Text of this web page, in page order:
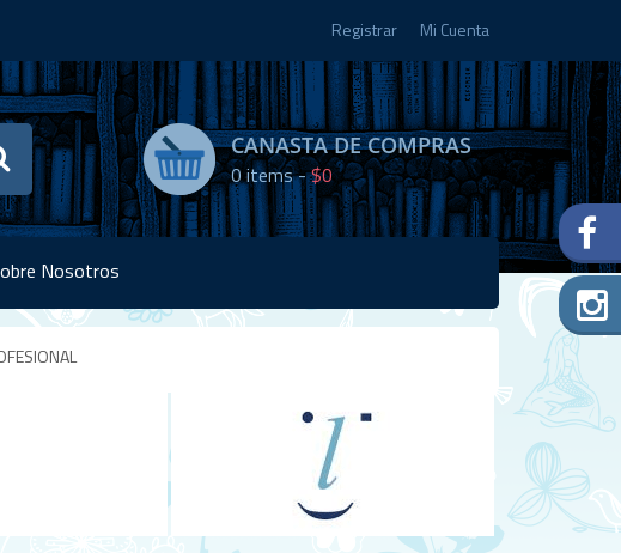
Registrar Mi Cuenta
CANASTA DE COMPRAS
0items -$0
Nosotros